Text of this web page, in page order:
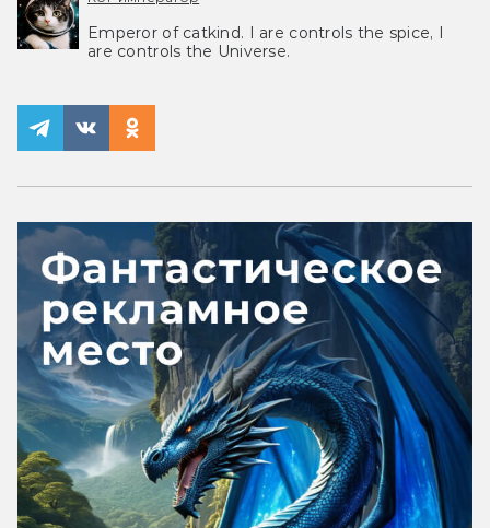
Emperor of catkind. I are controls the spice, I
are controls the Universe.